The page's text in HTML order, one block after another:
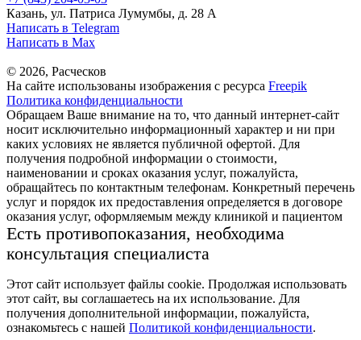
Казань, ул. Патриса Лумумбы, д. 28 А
Написать в Telegram
Написать в Max
© 2026, Расческов
На сайте использованы изображения с ресурса Freepik
Политика конфиденциальности
Обращаем Ваше внимание на то, что данный интернет-сайт
носит исключительно информационный характер и ни при
каких условиях не является публичной офертой. Для
получения подробной информации о стоимости,
наименовании и сроках оказания услуг, пожалуйста,
обращайтесь по контактным телефонам. Конкретный перечень
услуг и порядок их предоставления определяется в договоре
оказания услуг, оформляемым между клиникой и пациентом
Есть противопоказания, необходима
консультация специалиста
Этот сайт использует файлы cookie. Продолжая использовать
этот сайт, вы соглашаетесь на их использование. Для
получения дополнительной информации, пожалуйста,
ознакомьтесь с нашей Политикой конфиденциальности.